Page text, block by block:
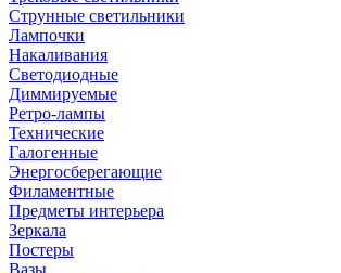
Струнные светильники
Лампочки
Накаливания
Светодиодные
Диммируемые
Ретро-лампы
Технические
Галогенные
Энергосберегающие
Филаментные
Предметы интерьера
Зеркала
Постеры
Вазы